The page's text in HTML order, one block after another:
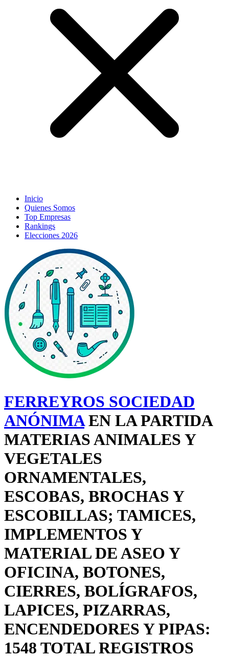
Inicio
Quienes Somos
Top Empresas
Rankings
Elecciones 2026
FERREYROS SOCIEDAD
ANÓNIMAEN LA PARTIDA
MATERIAS ANIMALES Y
VEGETALES
ORNAMENTALES,
ESCOBAS, BROCHAS Y
ESCOBILLAS; TAMICES,
IMPLEMENTOS Y
MATERIAL DE ASEO Y
OFICINA, BOTONES,
CIERRES, BOLÍGRAFOS,
LAPICES, PIZARRAS,
ENCENDEDORES Y PIPAS:
1548 TOTAL REGISTROS